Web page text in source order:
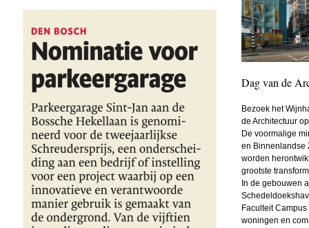
Dag van de
Bezoek het
de Architectuur
De voormalige
en Binnenlandse
worden
grootste
In de gebouwen
Faculteit
woningen en